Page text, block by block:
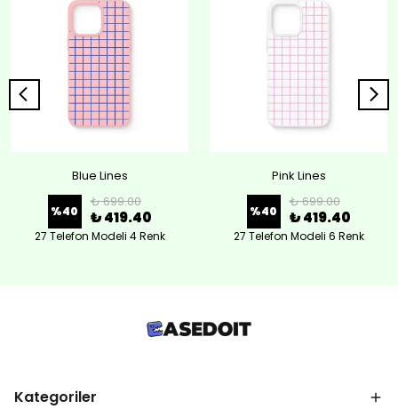
Blue Lines
%40
₺ 699.00
₺ 419.40
27 Telefon Modeli 4 Renk
Pink Lines
%40
₺ 699.00
₺ 419.40
27 Telefon Modeli 6 Renk
Kategoriler